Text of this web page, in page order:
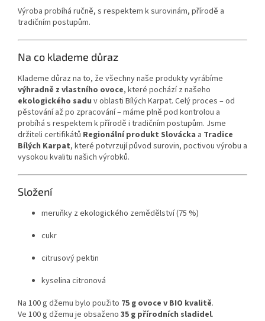
Výroba probíhá ručně, s respektem k surovinám, přírodě a
tradičním postupům.
Na co klademe důraz
Klademe důraz na to, že všechny naše produkty vyrábíme
výhradně z vlastního ovoce, které pochází z našeho
ekologického sadu v oblasti Bílých Karpat. Celý proces – od
pěstování až po zpracování – máme plně pod kontrolou a
probíhá s respektem k přírodě i tradičním postupům. Jsme
držiteli certifikátů Regionální produkt Slovácka a Tradice
Bílých Karpat, které potvrzují původ surovin, poctivou výrobu a
vysokou kvalitu našich výrobků.
Složení
meruňky z ekologického zemědělství (75 %)
cukr
citrusový pektin
kyselina citronová
Na 100 g džemu bylo použito 75 g ovoce v BIO kvalitě.
Ve 100 g džemu je obsaženo 35 g přírodních sladidel.